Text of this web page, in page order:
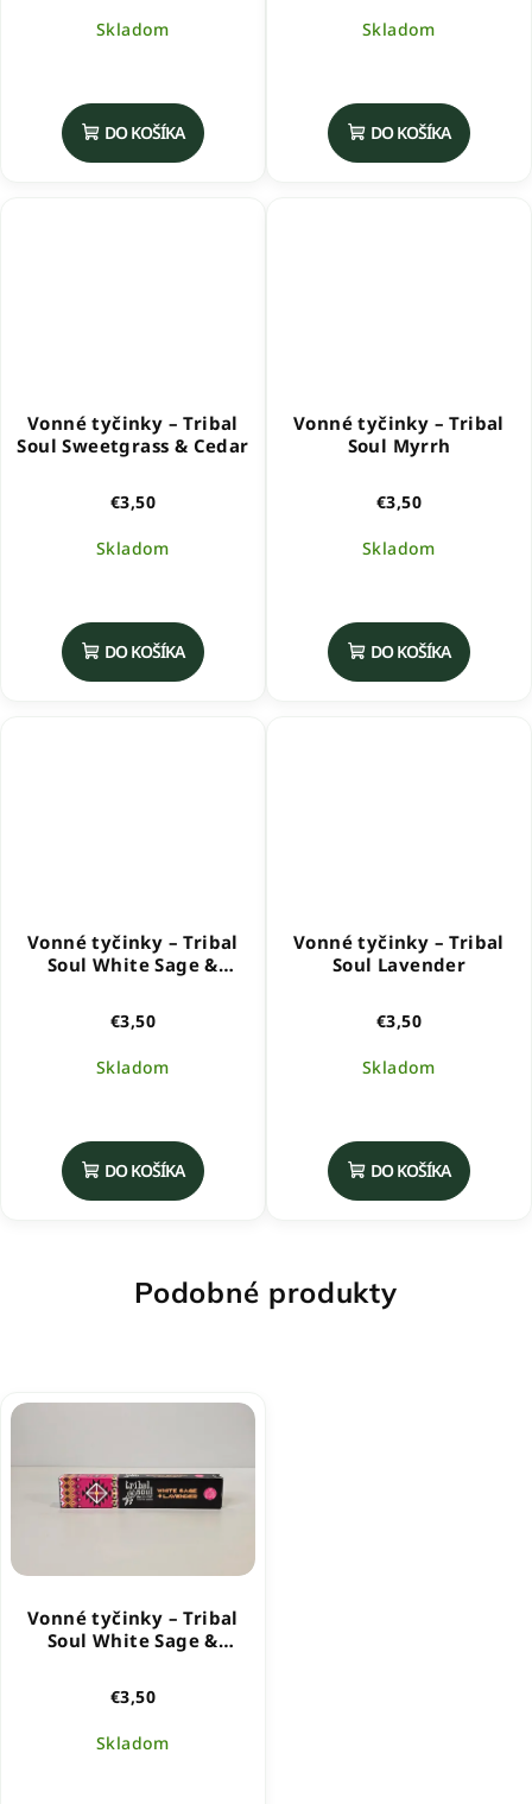
Skladom
DO KOŠÍKA
Skladom
DO KOŠÍKA
Vonné tyčinky – Tribal
Soul Sweetgrass & Cedar
€3,50
Skladom
DO KOŠÍKA
Vonné tyčinky – Tribal
Soul Myrrh
€3,50
Skladom
DO KOŠÍKA
Vonné tyčinky – Tribal
Soul White Sage &
€3,50
Skladom
DO KOŠÍKA
Vonné tyčinky – Tribal
Soul Lavender
€3,50
Skladom
DO KOŠÍKA
Podobné produkty
Vonné tyčinky – Tribal
Soul White Sage &
€3,50
Skladom